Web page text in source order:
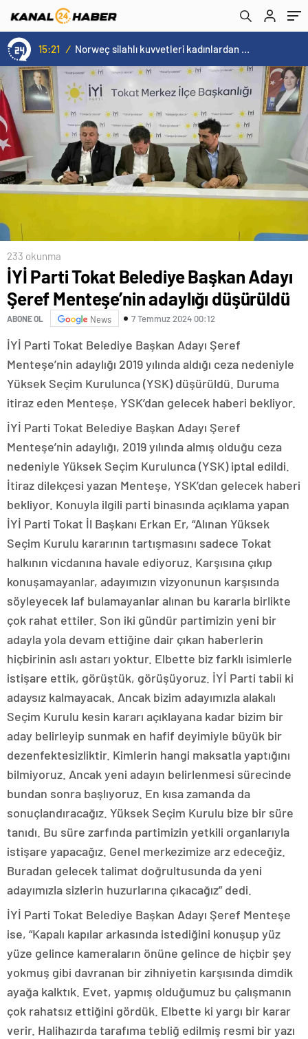
15:21 / Norweç silahlı kuvvetleri kadınlardan oluşan özel kuvvetler eğitimlerini başlattı.
233 okunma
İYİ Parti Tokat Belediye Başkan Adayı
Şeref Menteşe’nin adaylığı düşürüldü
ABONE OL News 7 Temmuz 2024 00:12
İYİ Parti Tokat Belediye Başkan Adayı Şeref
Menteşe’nin adaylığı 2019 yılında aldığı ceza nedeniyle
Yüksek Seçim Kurulunca (YSK) düşürüldü. Duruma
itiraz eden Menteşe, YSK’dan gelecek haberi bekliyor.
İYİ Parti Tokat Belediye Başkan Adayı Şeref
Menteşe’nin adaylığı, 2019 yılında almış olduğu ceza
nedeniyle Yüksek Seçim Kurulunca (YSK) iptal edildi.
İtiraz dilekçesi yazan Menteşe, YSK’dan gelecek haberi
bekliyor. Konuyla ilgili parti binasında açıklama yapan
İYİ Parti Tokat İl Başkanı Erkan Er, “Alınan Yüksek
Seçim Kurulu kararının tartışmasını sadece Tokat
halkının vicdanına havale ediyoruz. Karşısına çıkıp
konuşamayanlar, adayımızın vizyonunun karşısında
söyleyecek laf bulamayanlar alınan bu kararla birlikte
çok rahat ettiler. Son iki gündür partimizin yeni bir
adayla yola devam ettiğine dair çıkan haberlerin
hiçbirinin aslı astarı yoktur. Elbette biz farklı isimlerle
istişare ettik, görüştük, görüşüyoruz. İYİ Parti tabii ki
adaysız kalmayacak. Ancak bizim adayımızla alakalı
Seçim Kurulu kesin kararı açıklayana kadar bizim bir
aday belirleyip sunmak en hafif deyimiyle büyük bir
dezenfektesizliktir. Kimlerin hangi maksatla yaptığını
bilmiyoruz. Ancak yeni adayın belirlenmesi sürecinde
bundan sonra başlıyoruz. En kısa zamanda da
sonuçlandıracağız. Yüksek Seçim Kurulu bize bir süre
tanıdı. Bu süre zarfında partimizin yetkili organlarıyla
istişare yapacağız. Genel merkezimize arz edeceğiz.
Buradan gelecek talimat doğrultusunda da yeni
adayımızla sizlerin huzurlarına çıkacağız” dedi.
İYİ Parti Tokat Belediye Başkan Adayı Şeref Menteşe
ise, “Kapalı kapılar arkasında istediğini konuşup yüz
yüze gelince kameraların önüne gelince de hiçbir şey
yokmuş gibi davranan bir zihniyetin karşısında dimdik
ayağa kalktık. Evet, yapmış olduğumuz bu çalışmanın
çok rahatsız ettiğini gördük. Elbette ki yargı bir karar
verir. Halihazırda tarafıma tebliğ edilmiş resmi bir yazı